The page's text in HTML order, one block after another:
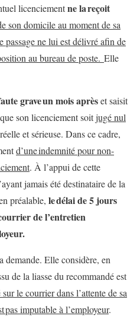
licenciementne la reçoit
son domicile au moment de sa
passage ne lui est délivré afin de
au bureau de poste. Elle
grave un mois aprèset saisit
son licenciement soitjugé nul
et sérieuse. Dans ce cadre,
d’une indemnité pour non-
. À l’appui de cette
jamais été destinataire de la
préalable, le délai de 5 jours
de l’entretien
demande. Elle considère, en
de la liasse du recommandé est
le courrier dans l’attente de sa
pas imputable à l’employeur.